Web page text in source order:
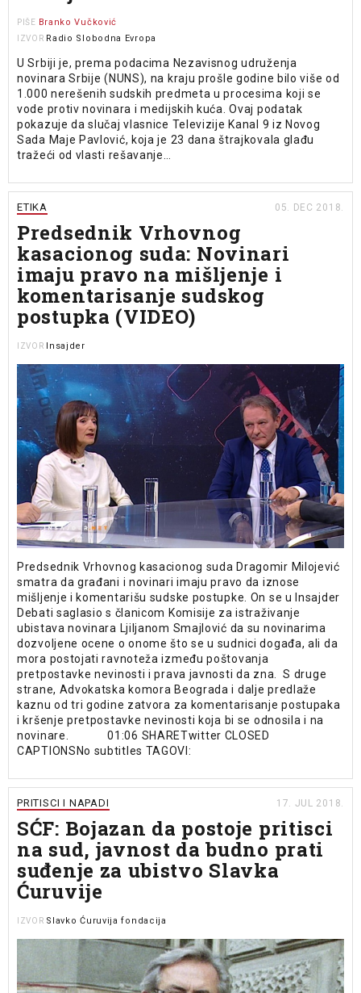
PIŠE Branko Vučković
IZVOR Radio Slobodna Evropa
U Srbiji je, prema podacima Nezavisnog udruženja
novinara Srbije (NUNS), na kraju prošle godine bilo više od
1.000 nerešenih sudskih predmeta u procesima koji se
vode protiv novinara i medijskih kuća. Ovaj podatak
pokazuje da slučaj vlasnice Televizije Kanal 9 iz Novog
Sada Maje Pavlović, koja je 23 dana štrajkovala glađu
tražeći od vlasti rešavanje…
ETIKA 05. DEC 2018.
Predsednik Vrhovnog
kasacionog suda: Novinari
imaju pravo na mišljenje i
komentarisanje sudskog
postupka (VIDEO)
IZVOR Insajder
Predsednik Vrhovnog kasacionog suda Dragomir Milojević
smatra da građani i novinari imaju pravo da iznose
mišljenje i komentarišu sudske postupke. On se u Insajder
Debati saglasio s članicom Komisije za istraživanje
ubistava novinara Ljiljanom Smajlović da su novinarima
dozvoljene ocene o onome što se u sudnici događa, ali da
mora postojati ravnoteža između poštovanja
pretpostavke nevinosti i prava javnosti da zna. S druge
strane, Advokatska komora Beograda i dalje predlaže
kaznu od tri godine zatvora za komentarisanje postupaka
i kršenje pretpostavke nevinosti koja bi se odnosila i na
novinare. 01:06 SHARETwitter CLOSED
CAPTIONSNo subtitles TAGOVI:
PRITISCI I NAPADI 17. JUL 2018.
SĆF: Bojazan da postoje pritisci
na sud, javnost da budno prati
suđenje za ubistvo Slavka
Ćuruvije
IZVOR Slavko Ćuruvija fondacija